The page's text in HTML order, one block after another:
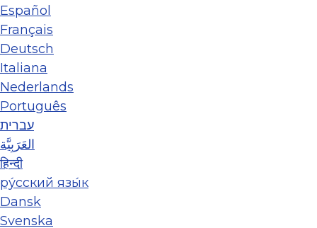
Español
Français
Deutsch
Italiana
Nederlands
Português
עברית
العَرَبِيَّة
हिन्दी
ру́сский язы́к
Dansk
Svenska